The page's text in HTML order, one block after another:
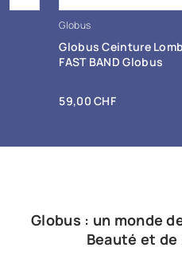
Globus
Globus Ceinture
FAST BAND Globus
Prix
59,00 CHF
Globus : un monde
Beauté et